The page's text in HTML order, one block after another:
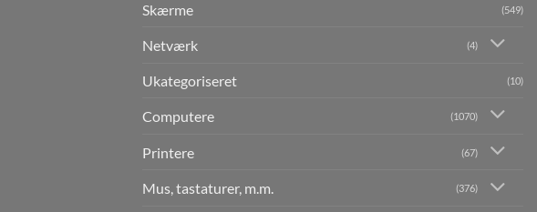
Skærme (549)
Netværk (4)
Ukategoriseret (10)
Computere (1070)
Printere (67)
Mus, tastaturer, m.m. (376)